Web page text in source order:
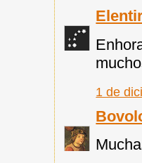
1 de